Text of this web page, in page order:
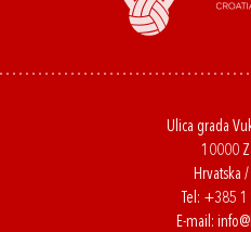
Ulica grada
10000
Hrvatska
Tel: +385 1
E-mail: